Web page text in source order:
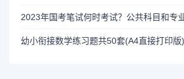
幼小衔接数学练习题共50套(A4直接打印版